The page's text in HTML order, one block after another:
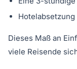
Dieses Maß an
viele Reisende